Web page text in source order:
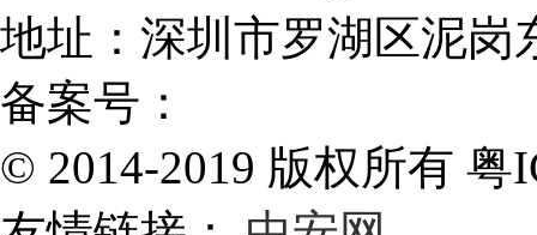
地址：深圳市罗湖区泥岗
备案号：
© 2014-2019 版权所有 粤